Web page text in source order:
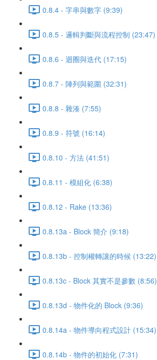
0.8.4 - 字串與數字 (9:39)
0.8.5 - 邏輯判斷與流程控制 (23:47)
0.8.6 - 迴圈與迭代 (17:15)
0.8.7 - 陣列與範圍 (32:31)
0.8.8 - 雜湊 (7:55)
0.8.9 - 符號 (16:14)
0.8.10 - 方法 (41:51)
0.8.11 - 模組化 (6:38)
0.8.12 - Rake (13:36)
0.8.13a - Block 簡介 (9:18)
0.8.13b - 控制權轉讓的時候 (13:22)
0.8.13c - Block 其實不是參數 (8:56)
0.8.13d - 物件化的 Block (9:36)
0.8.14a - 物件導向程式設計 (15:34)
0.8.14b - 物件的初始化 (7:31)